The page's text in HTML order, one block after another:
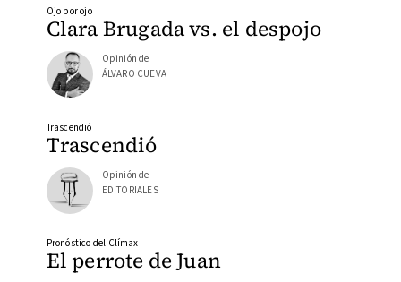
Clara Brugada vs. el despojo
Ojo por ojo
Opinión de
ÁLVARO CUEVA
Trascendió
Trascendió
Opinión de
EDITORIALES
El perrote de Juan
Pronóstico del Clímax